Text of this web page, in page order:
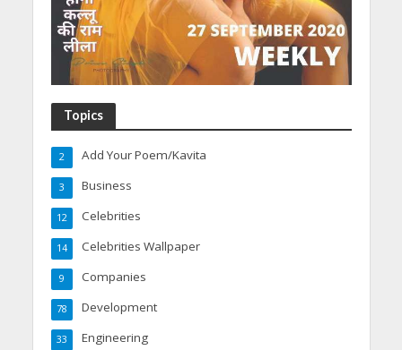
Topics
Add Your Poem/Kavita
2
Business
3
Celebrities
12
Celebrities Wallpaper
14
Companies
9
Development
78
Engineering
33